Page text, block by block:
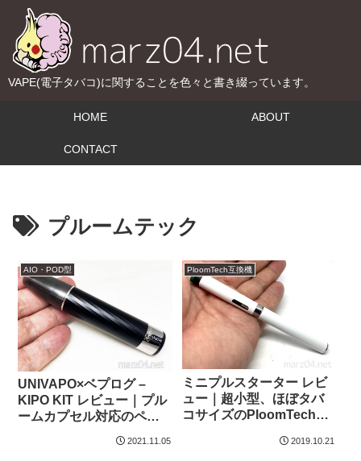
VAPE(電子タバコ)に関することを色々と書き綴っています。
HOME ABOUT
CONTACT
プルームテック
AIO・POD型
UNIVAPO×ベプログ –
KIPO KIT レビュー｜プル
ームカプセル対応のペン
2021.11.05
PloomTech互換機
ミニプルスターター レビ
ュー｜超小型、ほぼタバ
コサイズのPloomTech互
2019.10.21